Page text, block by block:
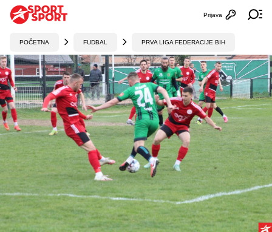
Otvori
Prijava
POČETNA FUDBAL PRVA LIGA FEDERACIJE BIH